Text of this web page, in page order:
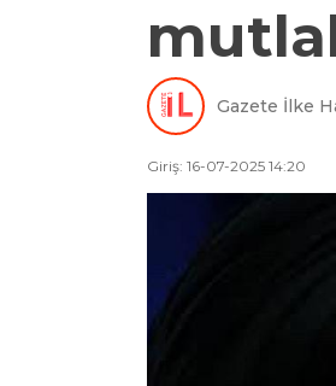
Gazete İlke
Giriş: 16-07-2025 14:20